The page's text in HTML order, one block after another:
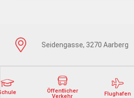
Seidengasse, 3270 Aarberg
Öffentlicher
Verkehr
Flughafen